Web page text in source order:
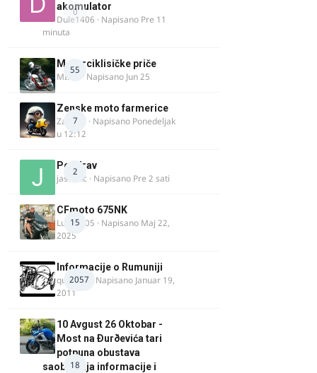
0
akomulator
Dule1406 · Napisano Pre 11
minuta
55
Motorciklisičke priče
MIHO · Napisano Jun 25
7
Zenske moto farmerice
Zarkela · Napisano Ponedeljak
u 12:12
2
Pozdrav
jasminc · Napisano Pre 2 sati
15
CFmoto 675NK
Luka9905 · Napisano Maj 22,
2025
2057
Informacije o Rumuniji
quasaar · Napisano Januar 19,
2011
18
10 Avgust 26 Oktobar -
Most na Ðurðevića tari
potpuna obustava
saobraćaja informacije i